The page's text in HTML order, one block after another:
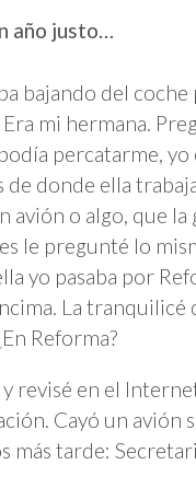
año justo…
bajando del
mi hermana.
percatarme, yo
de donde ella
avión o algo, que
le pregunté lo
yo pasaba por
La
Reforma?
revisé en el
Cayó un avión
más tarde: